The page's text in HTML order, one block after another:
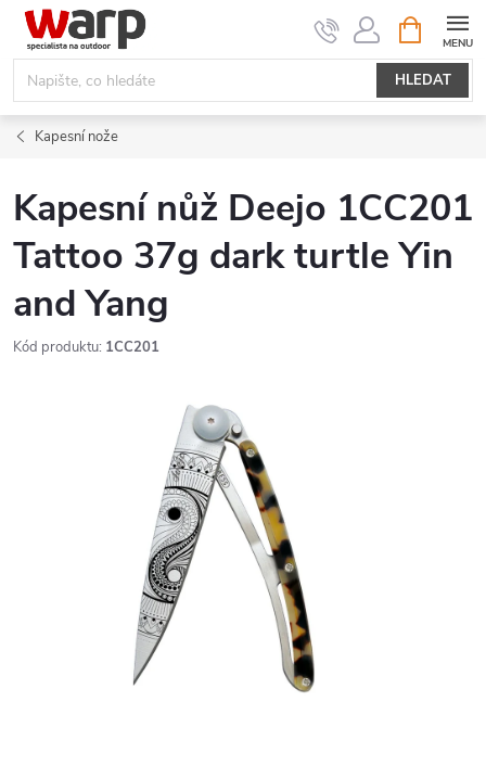
Přejít
obsah
HLEDAT
NÁKUPNÍ
KOŠÍK
Kapesní nože
Kapesní nůž Deejo 1CC201
Tattoo 37g dark turtle Yin
and Yang
Kód produktu: 1CC201